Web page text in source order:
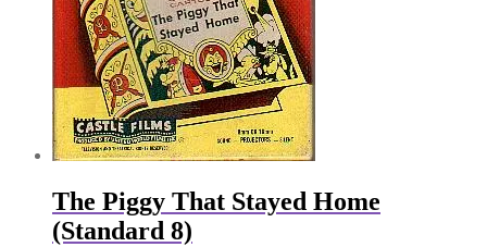
The Piggy That Stayed Home
(Standard 8)